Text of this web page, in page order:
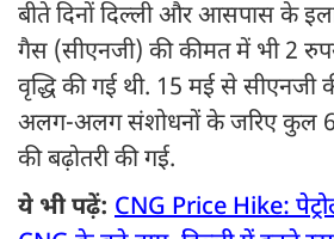
बीते दिनों दिल्ली और आसपास के
गैस (सीएनजी) की कीमत में भी 2 रुपये
वृद्धि की गई थी. 15 मई से सीएनजी
अलग-अलग संशोधनों के जरिए कुल 6
की बढ़ोतरी की गई.
ये भी पढ़ें: CNG Price Hike: